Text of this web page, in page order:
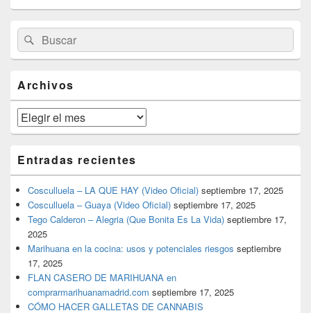
área
de
widget
lateral
primaria
Buscar
por:
Buscar
Archivos
Archivos
Entradas recientes
Cosculluela – LA QUE HAY (Video Oficial) septiembre 17, 2025
Cosculluela – Guaya (Video Oficial) septiembre 17, 2025
Tego Calderon – Alegria (Que Bonita Es La Vida) septiembre 17,
2025
Marihuana en la cocina: usos y potenciales riesgos septiembre
17, 2025
FLAN CASERO DE MARIHUANA en
comprarmarihuanamadrid.com septiembre 17, 2025
CÓMO HACER GALLETAS DE CANNABIS